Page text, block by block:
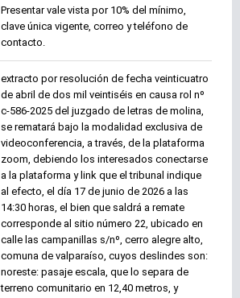
Presentar vale vista por 10% del mínimo,
clave única vigente, correo y teléfono de
contacto.
extracto por resolución de fecha veinticuatro
de abril de dos mil veintiséis en causa rol nº
c-586-2025 del juzgado de letras de molina,
se rematará bajo la modalidad exclusiva de
videoconferencia, a través, de la plataforma
zoom, debiendo los interesados conectarse
a la plataforma y link que el tribunal indique
al efecto, el día 17 de junio de 2026 a las
14:30 horas, el bien que saldrá a remate
corresponde al sitio número 22, ubicado en
calle las campanillas s/nº, cerro alegre alto,
comuna de valparaíso, cuyos deslindes son:
noreste: pasaje escala, que lo separa de
terreno comunitario en 12,40 metros, y